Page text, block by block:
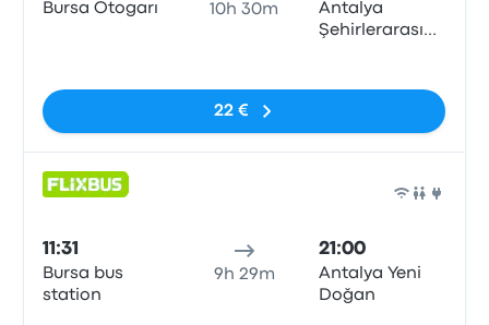
Bursa Otogarı 10h 30m
Antalya
Şehirlerarası
22 €
11:31
Bursa bus
station
9h 29m
21:00
Antalya Yeni
Doğan